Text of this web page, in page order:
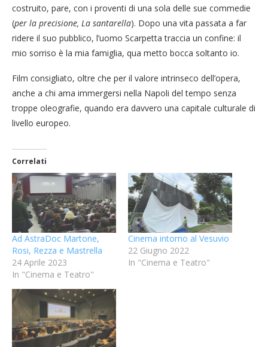
costruito, pare, con i proventi di una sola delle sue commedie
(per la precisione, La santarella). Dopo una vita passata a far
ridere il suo pubblico, l’uomo Scarpetta traccia un confine: il
mio sorriso è la mia famiglia, qua metto bocca soltanto io.
Film consigliato, oltre che per il valore intrinseco dell’opera,
anche a chi ama immergersi nella Napoli del tempo senza
troppe oleografie, quando era davvero una capitale culturale di
livello europeo.
Correlati
Ad AstraDoc Martone,
Rosi, Rezza e Mastrella
24 Aprile 2023
In "Cinema e Teatro"
Cinema intorno al Vesuvio
22 Giugno 2022
In "Cinema e Teatro"